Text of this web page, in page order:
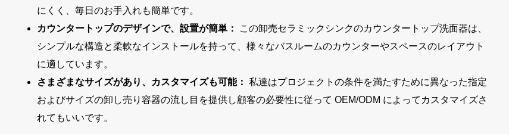
にくく、毎日のお手入れも簡単です。
カウンタートップのデザインで、設置が簡単：
この卸売セラミックシンクのカウンタートップ洗面器は、
シンプルな構造と柔軟なインストールを持って、様々なバスルームのカウンターやスペースのレイアウト
に適しています。
さまざまなサイズがあり、カスタマイズも可能： 私達はプロジェクトの条件を満たすために異なった指定
およびサイズの卸し売り容器の流し目を提供し顧客の必要性に従って OEM/ODM によってカスタマイズさ
れてもいいです。